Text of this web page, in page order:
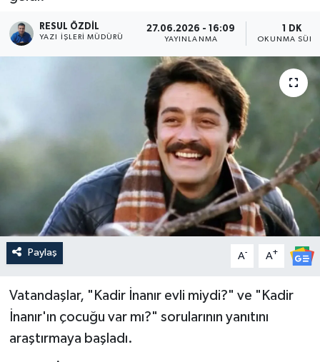
RESUL ÖZDIL
YAZI İŞLERI MÜDÜRÜ
27.06.2026 - 16:09
YAYINLANMA
1 DK
OKUNMA
Paylaş A- A+
Vatandaşlar, "Kadir İnanır evli miydi?" ve "Kadir
İnanır'ın çocuğu var mı?" sorularının yanıtını
araştırmaya başladı.